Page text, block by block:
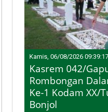
Kamis, 06/08/2026 09:39:17
Kasrem 042/
Rombongan
Ke-1 Kodam XX/
Bonjol